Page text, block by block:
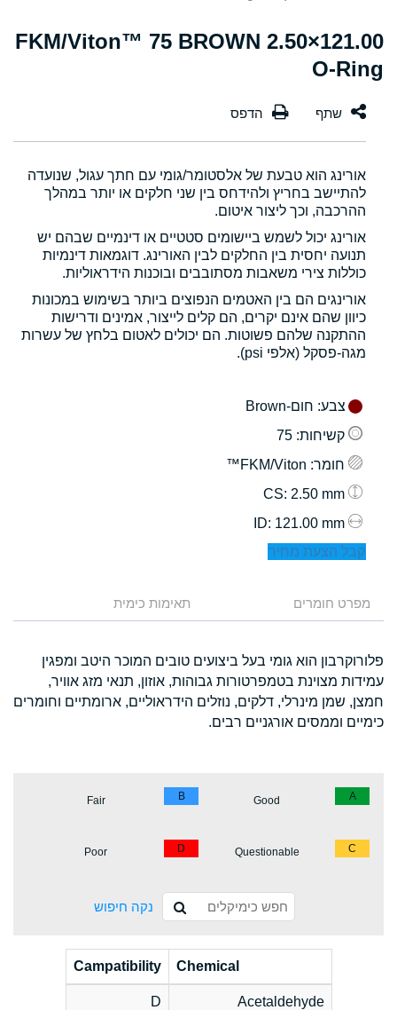
121.00×2.50 FKM/Viton™ 75 BROWN
O-Ring
אורינג הוא טבעת של אלסטומר/גומי עם חתך עגול, שנועדה
להתיישב בחריץ ולהידחס בין שני חלקים או יותר במהלך
ההרכבה, וכך ליצור איטום.
אורינג יכול לשמש ביישומים סטטיים או דינמיים שבהם יש
תנועה יחסית בין החלקים לבין האורינג. דוגמאות דינמיות
כוללות צירי משאבות מסתובבים ובוכנות הידראוליות.
אורינגים הם בין האטמים הנפוצים ביותר בשימוש במכונות
כיוון שהם אינם יקרים, הם קלים לייצור, אמינים ודרישות
ההתקנה שלהם פשוטות. הם יכולים לאטום בלחץ של עשרות
מגה-פסקל (אלפי psi).
צבע: חום-Brown
קשיחות: 75
חומר: FKM/Viton™
: 2.50 mm
: 121.00 mm
קבל הצעת מחיר
מפרט חומרים תאימות כימית
פלורוקרבון הוא גומי בעל ביצועים טובים המוכר היטב ומפגין
עמידות מצוינת בטמפרטורות גבוהות, אוזון, תנאי מזג אוויר,
חמצן, שמן מינרלי, דלקים, נוזלים הידראוליים, ארומתיים וחומרים
כימיים וממסים אורגניים רבים.
A
Good
B
Fair
C
Questionable
D
Poor
נקה חיפוש
Chemical
Campatibility
Acetaldehyde
D